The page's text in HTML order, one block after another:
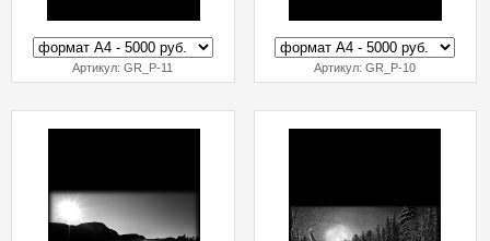
Артикул: GR_P-11 Артикул: GR_P-10